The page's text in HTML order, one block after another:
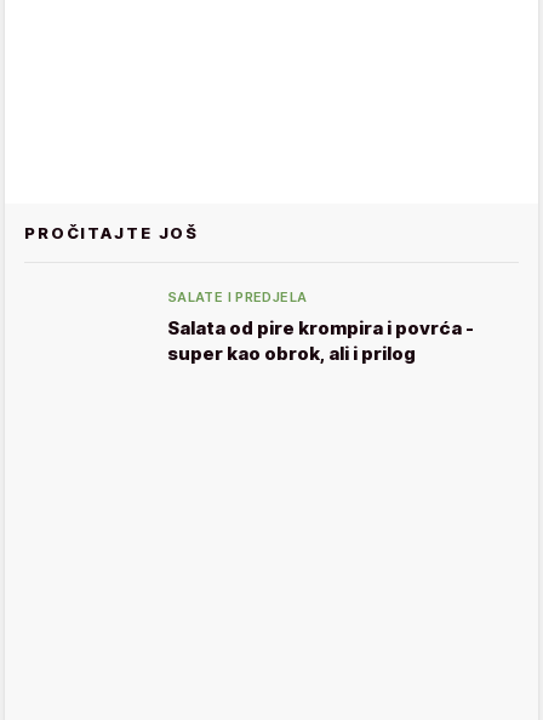
PROČITAJTE JOŠ
SALATE I PREDJELA
Salata od pire krompira i povrća -
super kao obrok, ali i prilog